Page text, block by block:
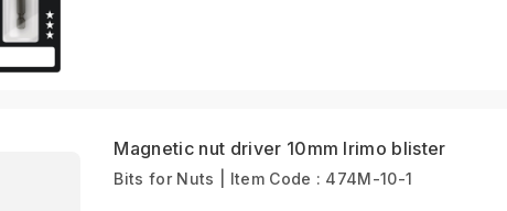
Magnetic nut driver 10mm Irimo blister
Bits for Nuts | Item Code : 474M-10-1